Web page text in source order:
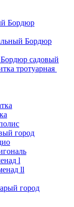
Бордюр
Бордюр
Бордюр садовый
тротуарная
город
l
ll
город